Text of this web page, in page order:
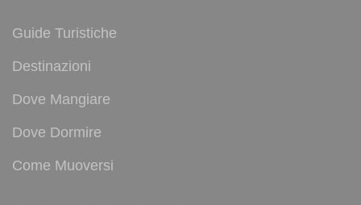
Guide Turistiche
Destinazioni
Dove Mangiare
Dove Dormire
Come Muoversi